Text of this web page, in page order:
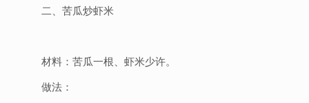
二、苦瓜炒虾米
材料：苦瓜一根、虾米少许。
做法：